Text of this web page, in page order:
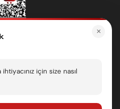
×
için size nasıl